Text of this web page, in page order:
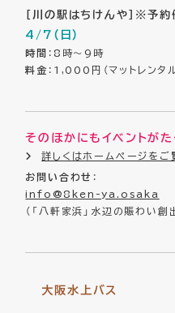
［川の駅はちけんや］※予約
4/7（日）
時間 ：8時～9時
料金 ：1,000円（マットレン
そのほかにもイベントがた
詳しくはホームページをご
お問い合わせ ：
info@8ken-ya.osaka
（「八軒家浜」水辺の賑わい創
大阪水上バス